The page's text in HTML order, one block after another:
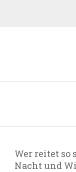
Wer reitet so
Nacht und